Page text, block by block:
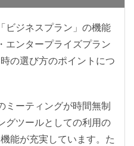
ビジネスプラン」の機能
エンタープライズプラン
の選び方のポイントにつ
ミーティングが時間無制
グツールとしての利用の
能が充実しています。た